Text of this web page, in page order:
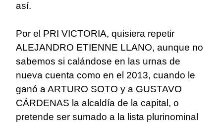
así.
Por el PRI VICTORIA, quisiera repetir
ALEJANDRO ETIENNE LLANO, aunque no
sabemos si calándose en las urnas de
nueva cuenta como en el 2013, cuando le
ganó a ARTURO SOTO y a GUSTAVO
CÁRDENAS la alcaldía de la capital, o
pretende ser sumado a la lista plurinominal